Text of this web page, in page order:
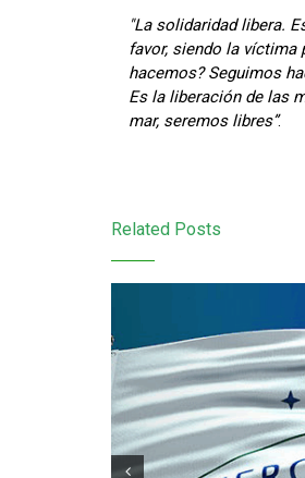
"La solidaridad libera.
favor, siendo la
hacemos? Seguimos
Es la liberación de las
mar, seremos libres”.
Related Posts